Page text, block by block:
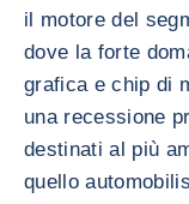
il motore del
dove la forte
grafica e chip di
una recessione
destinati al più
quello